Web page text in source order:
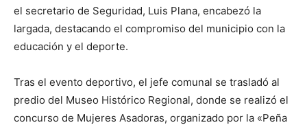
el secretario de Seguridad, Luis Plana, encabezó la
largada, destacando el compromiso del municipio con la
educación y el deporte.
Tras el evento deportivo, el jefe comunal se trasladó al
predio del Museo Histórico Regional, donde se realizó el
concurso de Mujeres Asadoras, organizado por la «Peña